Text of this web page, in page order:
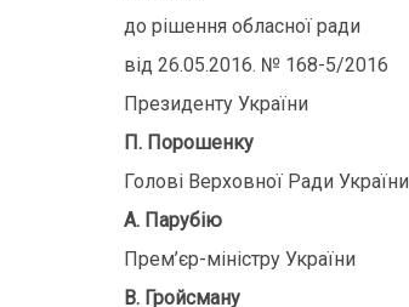
до рішення обласної ради
від 26.05.2016. № 168-5/2016
Президенту України
П. Порошенку
Голові Верховної Ради України
А. Парубію
Прем’єр-міністру України
В. Гройсману